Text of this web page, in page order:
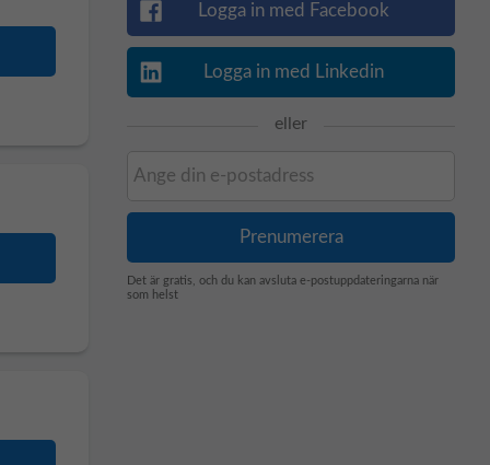
Logga in med Facebook
Logga in med Linkedin
eller
Det är gratis, och du kan avsluta e-postuppdateringarna när
som helst